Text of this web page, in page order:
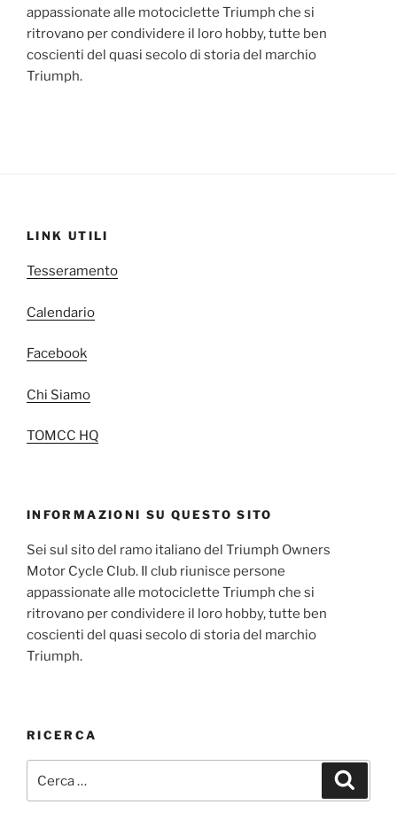
appassionate alle motociclette Triumph che si
ritrovano per condividere il loro hobby, tutte ben
coscienti del quasi secolo di storia del marchio
Triumph.
LINK UTILI
Tesseramento
Calendario
Facebook
Chi Siamo
TOMCC HQ
INFORMAZIONI SU QUESTO SITO
Sei sul sito del ramo italiano del Triumph Owners
Motor Cycle Club. Il club riunisce persone
appassionate alle motociclette Triumph che si
ritrovano per condividere il loro hobby, tutte ben
coscienti del quasi secolo di storia del marchio
Triumph.
RICERCA